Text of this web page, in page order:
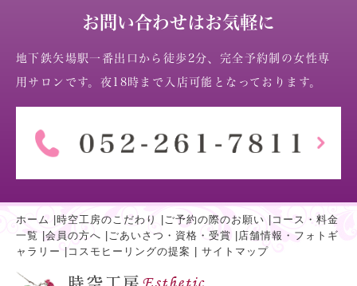
お問い合わせはお気軽に
地下鉄矢場駅一番出口から徒歩2分、完全予約制の女性専
用サロンです。夜18時まで入店可能となっております。
ホーム 時空工房のこだわり ご予約の際のお願い
コース・料金
一覧
会員の方へ ごあいさつ・資格・受賞
店舗情報・フォトギ
ャラリー
コスモヒーリングの提案 サイトマップ